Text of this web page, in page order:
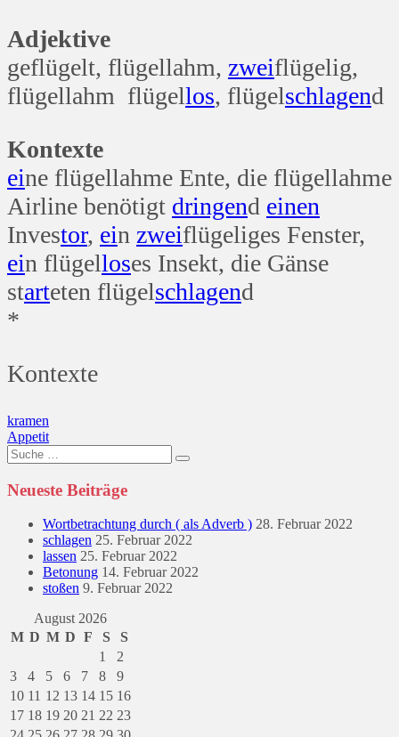
Adjektive
geflügelt, flügellahm, zweiflügelig,
flügellahm flügellos, flügelschlagend
Kontexte
eine flügellahme Ente, die flügellahme
Airline benötigt dringend einen
Investor, ein zweiflügeliges Fenster,
ein flügelloses Insekt, die Gänse
starteten flügelschlagend
*
Kontexte
Beitragsnavigation
kramen
Appetit
Suche
nach:
Neueste Beiträge
Wortbetrachtung durch ( als Adverb ) 28. Februar 2022
schlagen 25. Februar 2022
lassen 25. Februar 2022
Betonung 14. Februar 2022
stoßen 9. Februar 2022
August 2026
M D M D F S
S
1
2
3
4 5 6 7 8
9
10 11 12 13 14 15 16
17 18 19 20 21 22 23